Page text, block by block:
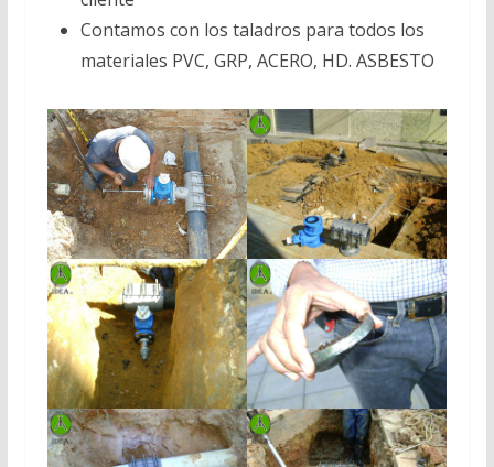
Contamos con los taladros para todos los
materiales PVC, GRP, ACERO, HD. ASBESTO